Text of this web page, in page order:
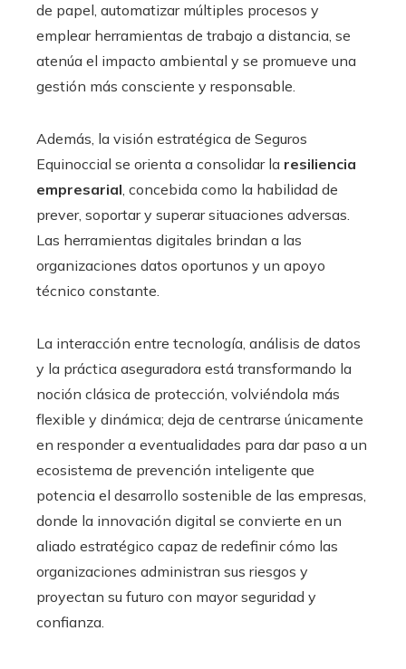
de papel, automatizar múltiples procesos y
emplear herramientas de trabajo a distancia, se
atenúa el impacto ambiental y se promueve una
gestión más consciente y responsable.
Además, la visión estratégica de Seguros
Equinoccial se orienta a consolidar la resiliencia
empresarial, concebida como la habilidad de
prever, soportar y superar situaciones adversas.
Las herramientas digitales brindan a las
organizaciones datos oportunos y un apoyo
técnico constante.
La interacción entre tecnología, análisis de datos
y la práctica aseguradora está transformando la
noción clásica de protección, volviéndola más
flexible y dinámica; deja de centrarse únicamente
en responder a eventualidades para dar paso a un
ecosistema de prevención inteligente que
potencia el desarrollo sostenible de las empresas,
donde la innovación digital se convierte en un
aliado estratégico capaz de redefinir cómo las
organizaciones administran sus riesgos y
proyectan su futuro con mayor seguridad y
confianza.